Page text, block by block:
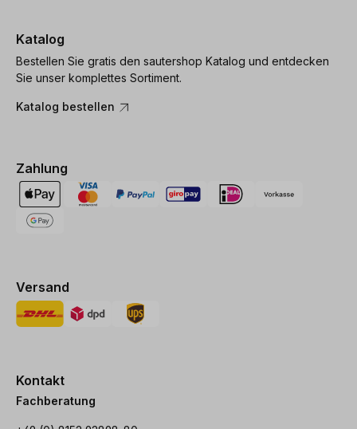
Katalog
Bestellen Sie gratis den sautershop Katalog und entdecken
Sie unser komplettes Sortiment.
Katalog bestellen
Zahlung
Versand
Kontakt
Fachberatung